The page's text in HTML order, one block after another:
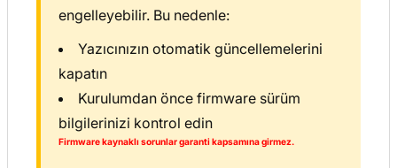
engelleyebilir. Bu nedenle:
Yazıcınızın otomatik güncellemelerini
kapatın
Kurulumdan önce firmware sürüm
bilgilerinizi kontrol edin
Firmware kaynaklı sorunlar garanti kapsamına girmez.